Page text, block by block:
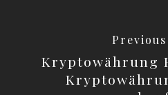
Kryptowährung